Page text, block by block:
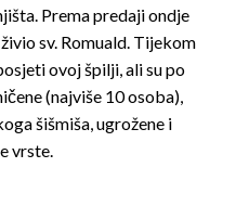
Prema predaji ondje
sv. Romuald. Tijekom
ovoj špilji, ali su po
(najviše 10 osoba),
šišmiša, ugrožene i
vrste.